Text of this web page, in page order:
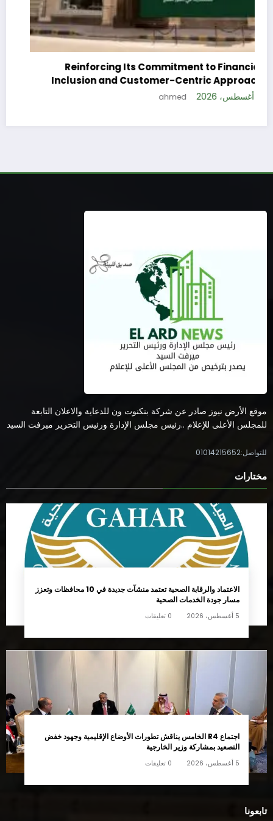
Reinforcing Its Commitment to Financial
Inclusion and Customer-Centric Approach
4 أغسطس، 2026 ahmed
موقع الأرض نيوز صادر عن شركة بنكنوت ون للدعاية والاعلان التابعة
للمجلس الأعلى للإعلام ..رئيس مجلس الإدارة ورئيس التحرير ميرفت السيد
للتواصل:01014215652
مختارات
الاعتماد والرقابة الصحية تعتمد منشآت جديدة في 10 محافظات وتعزز
مسار جودة الخدمات الصحية
5 أغسطس، 2026 0 تعليقات
اجتماع R4 الخامس يناقش تطورات الأوضاع الإقليمية وجهود خفض
التصعيد بمشاركة وزير الخارجية
5 أغسطس، 2026 0 تعليقات
تابعونا